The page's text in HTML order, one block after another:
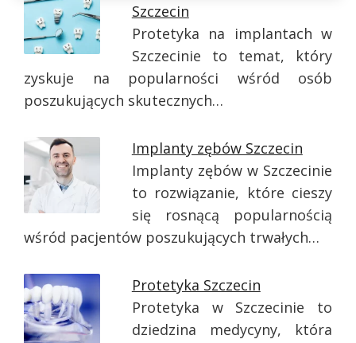
Szczecin
Protetyka na implantach w
Szczecinie to temat, który
zyskuje na popularności wśród osób
poszukujących skutecznych…
Implanty zębów Szczecin
Implanty zębów w Szczecinie
to rozwiązanie, które cieszy
się rosnącą popularnością
wśród pacjentów poszukujących trwałych…
Protetyka Szczecin
Protetyka w Szczecinie to
dziedzina medycyny, która